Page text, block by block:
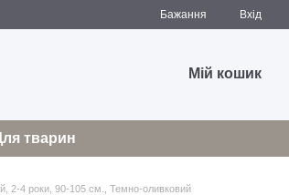
Бажання Вхід
Мій кошик
тварин
2-4 роки, 90-105 см., Темно-оливковий